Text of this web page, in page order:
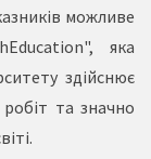
можливе
яка
здійснює
та значно